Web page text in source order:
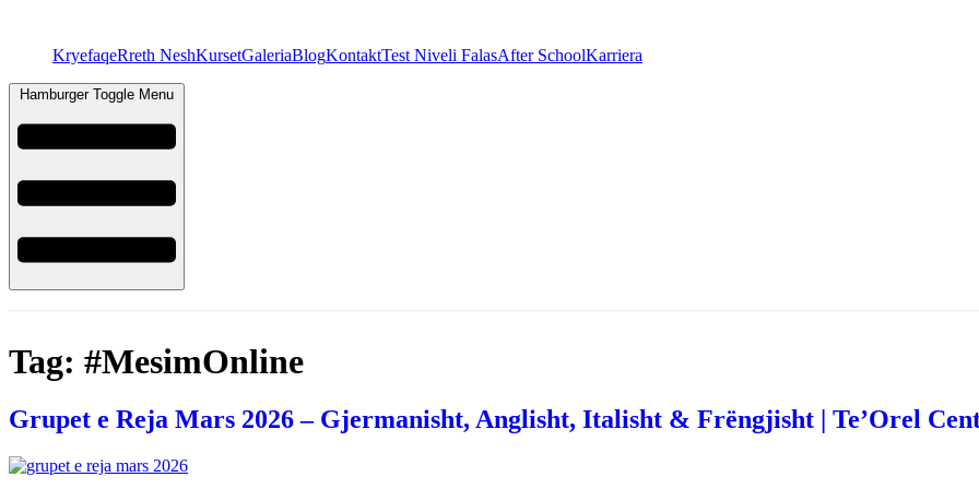
KryefaqeRreth NeshKursetGaleriaBlogKontaktTest Niveli FalasAfter SchoolKarriera
Hamburger Toggle Menu
Tag: #MesimOnline
Grupet e Reja Mars 2026 – Gjermanisht, Anglisht, Italisht & Frëngjisht | Te’Orel